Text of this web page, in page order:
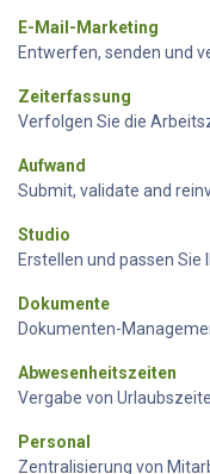
E-Mail-Marketing
Entwerfen, senden und
Zeiterfassung
Verfolgen Sie die
Aufwand
Submit, validate and
Studio
Erstellen und passen Sie
Dokumente
Dokumenten-
Abwesenheitszeiten
Vergabe von
Personal
Zentralisierung von